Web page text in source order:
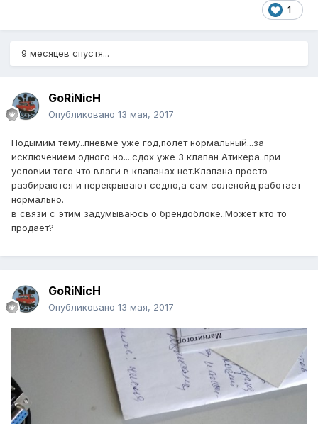
1
9 месяцев спустя...
GoRiNicH
Опубликовано 13 мая, 2017
Подымим тему..пневме уже год,полет нормальный...за
исключением одного но....сдох уже 3 клапан Атикера..при
условии того что влаги в клапанах нет.Клапана просто
разбираются и перекрывают седло,а сам соленойд работает
нормально.
в связи с этим задумываюсь о брендоблоке..Может кто то
продает?
GoRiNicH
Опубликовано 13 мая, 2017